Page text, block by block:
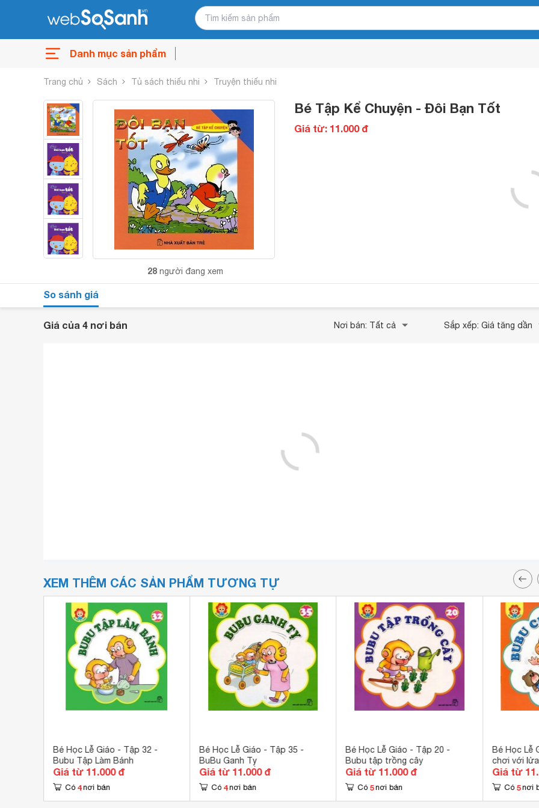
Danh mục sản phẩm
Trang chủ Sách Tủ sách thiếu nhi Truyện thiếu nhi
28 người đang xem
Bé Tập Kể Chuyện - Đôi Bạn Tốt
Giá từ: 11.000 đ
So sánh giá
Giá của 4 nơi bán Nơi bán: Tất cả Sắp xếp: Giá tăng dần
XEM THÊM CÁC SẢN PHẨM TƯƠNG TỰ
Bé Học Lễ Giáo - Tập 32 -
Bubu Tập Làm Bánh
Giá từ 11.000 đ
Có 4 nơi bán
Bé Học Lễ Giáo - Tập 35 -
BuBu Ganh Tỵ
Giá từ 11.000 đ
Có 4 nơi bán
Bé Học Lễ Giáo - Tập 20 -
Bubu tập trồng cây
Giá từ 11.000 đ
Có 5 nơi bán
Bé Học Lễ
chơi với lửa
Giá từ
Có 5 nơi